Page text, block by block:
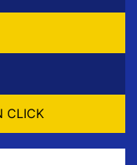
CLICK